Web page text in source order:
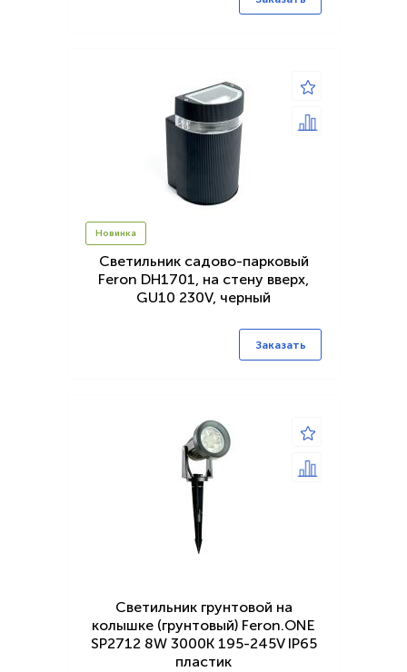
Новинка
Светильник садово-парковый
Feron DH1701, на стену вверх,
GU10 230V, черный
Заказать
Светильник грунтовой на
колышке (грунтовый) Feron.ONE
SP2712 8W 3000К 195-245V IP65
пластик